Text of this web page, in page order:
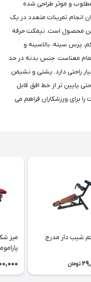
مطلوب و موثر طراحی شده
انجام تمرینات متعدد در یک
محصول است. نیمکت حرفه
شکم، پرس سینه، بالاسینه و
معناست. جنس بدنه در حد
راحتی دارد. پشتی و نشیمن
پایین تر از خط افق قابل
برای ورزشکاران فراهم می
شیب دار مدرج
تومان
میز